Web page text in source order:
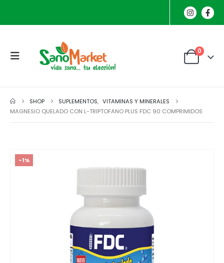
0
SHOP SUPLEMENTOS, VITAMINAS Y MINERALES
MAGNESIO QUELADO CON L-TRIPTOFANO PLUS FDC 90 COMPRIMIDOS
-1%